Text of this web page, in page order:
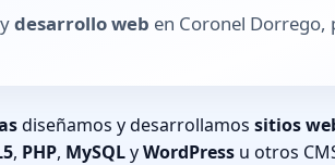
desarrollo web en Coronel Dorrego,
diseñamos y desarrollamos sitios
, PHP, MySQLyWordPress u otros